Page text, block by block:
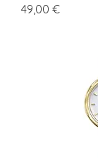
Prix
49,00 €